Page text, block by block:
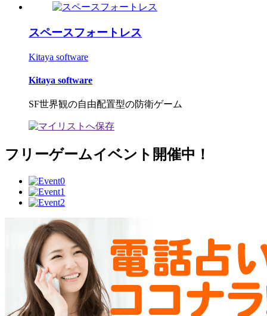
スペースフォートレス
Kitaya software
Kitaya software
SF世界観の自由配置型の防衛ゲーム
フリーゲームイベント開催中！